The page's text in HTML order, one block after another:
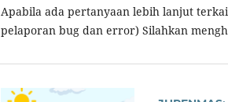
Apabila ada pertanyaan lebih lanjut
pelaporan bug dan error) Silahkan